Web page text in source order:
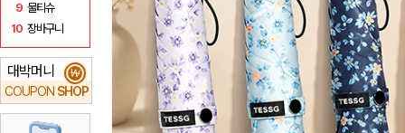
9 물티슈
10 장바구니
대박머니
COUPON SHOP
₩